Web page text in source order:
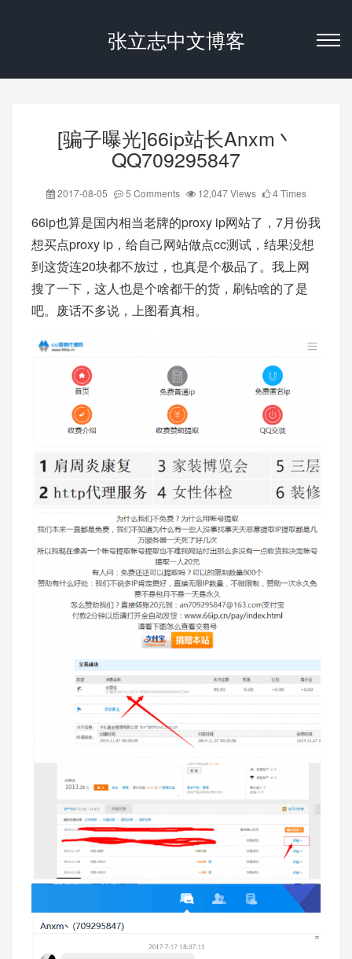
张立志中文博客
[骗子曝光]66ip站长Anxm丶
QQ709295847
2017-08-05 5 Comments 12,047 Views 4 Times
66ip也算是国内相当老牌的proxy ip网站了，7月份我
想买点proxy ip，给自己网站做点cc测试，结果没想
到这货连20块都不放过，也真是个极品了。我上网
搜了一下，这人也是个啥都干的货，刷钻啥的了是
吧。废话不多说，上图看真相。